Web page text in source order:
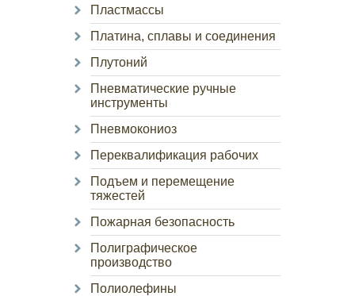
Пластмассы
Платина, сплавы и соединения
Плутоний
Пневматические ручные
инструменты
Пневмокониоз
Переквалификация рабочих
Подъем и перемещение
тяжестей
Пожарная безопасность
Полиграфическое
производство
Полиолефины